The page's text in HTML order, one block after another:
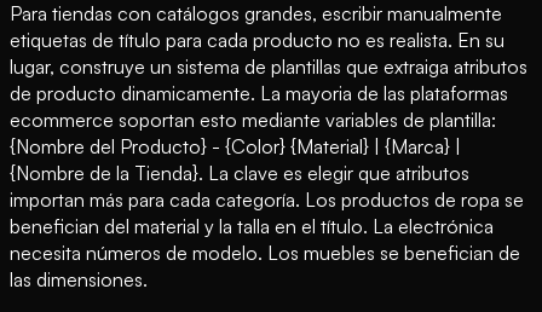
Para tiendas con catálogos grandes, escribir manualmente
etiquetas de título para cada producto no es realista. En su
lugar, construye un sistema de plantillas que extraiga atributos
de producto dinamicamente. La mayoria de las plataformas
ecommerce soportan esto mediante variables de plantilla:
{Nombre del Producto} - {Color} {Material} | {Marca} |
{Nombre de la Tienda}. La clave es elegir que atributos
importan más para cada categoría. Los productos de ropa se
benefician del material y la talla en el título. La electrónica
necesita números de modelo. Los muebles se benefician de
las dimensiones.